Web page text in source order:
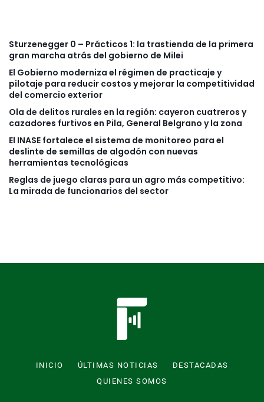
Sturzenegger 0 – Prácticos 1: la trastienda de la primera
gran marcha atrás del gobierno de Milei
El Gobierno moderniza el régimen de practicaje y
pilotaje para reducir costos y mejorar la competitividad
del comercio exterior
Ola de delitos rurales en la región: cayeron cuatreros y
cazadores furtivos en Pila, General Belgrano y la zona
El INASE fortalece el sistema de monitoreo para el
deslinte de semillas de algodón con nuevas
herramientas tecnológicas
Reglas de juego claras para un agro más competitivo:
La mirada de funcionarios del sector
INICIO ÚLTIMAS NOTICIAS
DESTACADAS
QUIENES SOMOS